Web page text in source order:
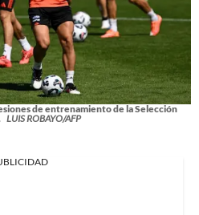
de entrenamiento de la Selección
LUIS ROBAYO/AFP